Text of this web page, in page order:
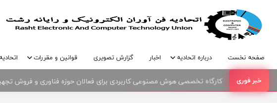
صفحه نخست درباره اتحادیه اخبار گزارش تصویری قوانین و مقررات
کارگاه تخصصی هوش مصنوعی کاربردی برای فعالان حوزه فناوری و فروش
امضای تفاهمنامه همکاری بین اتحادیه صنف فناوران الکترونیک و رایانه